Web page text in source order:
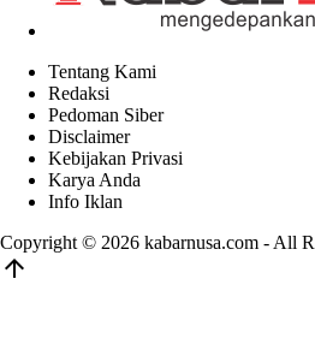
Tentang Kami
Redaksi
Pedoman Siber
Disclaimer
Kebijakan Privasi
Karya Anda
Info Iklan
Copyright © 2026 kabarnusa.com - All
arrow_upward